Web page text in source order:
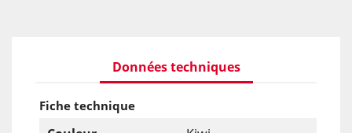
Données techniques
Fiche technique